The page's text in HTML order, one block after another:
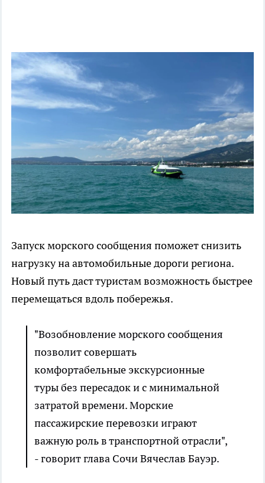
Запуск морского сообщения поможет снизить
нагрузку на автомобильные дороги региона.
Новый путь даст туристам возможность быстрее
перемещаться вдоль побережья.
"Возобновление морского сообщения
позволит совершать
комфортабельные экскурсионные
туры без пересадок и с минимальной
затратой времени. Морские
пассажирские перевозки играют
важную роль в транспортной отрасли",
- говорит глава Сочи Вячеслав Бауэр.